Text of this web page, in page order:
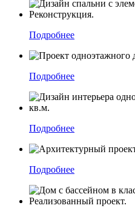
Подробнее
Подробнее
Подробнее
Подробнее